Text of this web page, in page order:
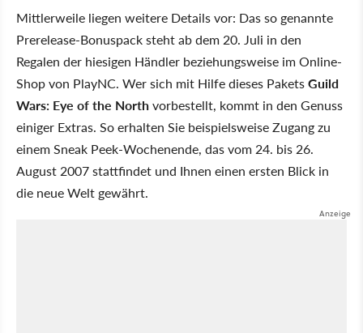
Mittlerweile liegen weitere Details vor: Das so genannte
Prerelease-Bonuspack steht ab dem 20. Juli in den
Regalen der hiesigen Händler beziehungsweise im Online-
Shop von PlayNC. Wer sich mit Hilfe dieses PaketsGuild
Wars: Eye of the Northvorbestellt, kommt in den Genuss
einiger Extras. So erhalten Sie beispielsweise Zugang zu
einem Sneak Peek-Wochenende, das vom 24. bis 26.
August 2007 stattfindet und Ihnen einen ersten Blick in
die neue Welt gewährt.